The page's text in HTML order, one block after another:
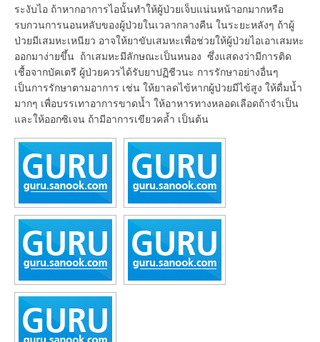
ระงับไอ ถ้าหากอาการไอนั้นทำให้ผู้ป่วยเจ็บแน่นหน้าอกมากหรือ
รบกวนการนอนหลับของผู้ป่วยในเวลากลางคืน ในระยะหลังๆ ถ้าผู้
ป่วยมีเสมหะเหนียว อาจให้ยาขับเสมหะเพื่อช่วยให้ผู้ป่วยไอเอาเสมหะ
ออกมาง่ายขึ้น ถ้าเสมหะมีลักษณะเป็นหนอง ซึ่งแสดงว่ามีการติด
เชื้อจากบัคเตรี ผู้ป่วยควรได้รับยาปฏิชีวนะ การรักษาอย่างอื่นๆ
เป็นการรักษาตามอาการ เช่น ให้ยาลดไข้หากผู้ป่วยมีไข้สูง ให้ดื่มน้ำ
มากๆ เพื่อบรรเทาอาการขาดน้ำ ให้อาหารทางหลอดเลือดถ้าจำเป็น
และให้ออกซิเจน ถ้ามีอาการเขียวคล้ำ เป็นต้น